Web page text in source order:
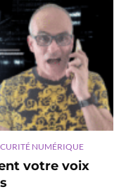
NUMÉRIQUE
votre voix